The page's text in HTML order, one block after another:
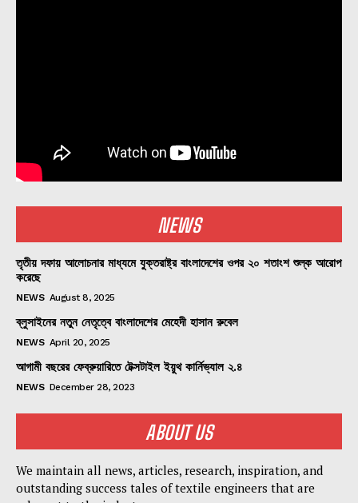
NEWS
তৃতীয় দফায় আলোচনার মাধ্যমে যুক্তরাষ্ট্র বাংলাদেশের ওপর ২০ শতাংশ শুল্ক আরোপ
করেছে
NEWS August 8, 2025
ব্লুসাইনের নতুন নেতৃত্বে বাংলাদেশের মেহেদী হাসান রুবেল
NEWS April 20, 2025
আগামী বছরের ফেব্রুয়ারিতে টেক্সটাইল ইয়ুথ কার্নিভ্যাল ২.৪
NEWS December 28, 2023
ABOUT US
We maintain all news, articles, research, inspiration, and
outstanding success tales of textile engineers that are